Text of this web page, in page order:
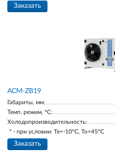
Заказать
ACM-ZB19
Габариты, мм:
Темп. режим, °С:
Холодопроизводительность:
* - при условии: Te=-10ºC, To=45ºC
Заказать